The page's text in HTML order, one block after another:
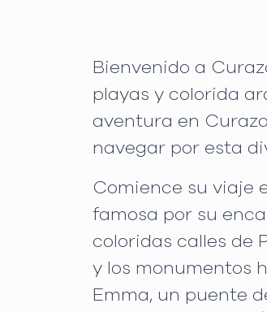
Bienvenido a
playas y colorida
aventura en
navegar por esta
Comience su viaje
famosa por su
coloridas calles de
y los monumentos
Emma, un puente